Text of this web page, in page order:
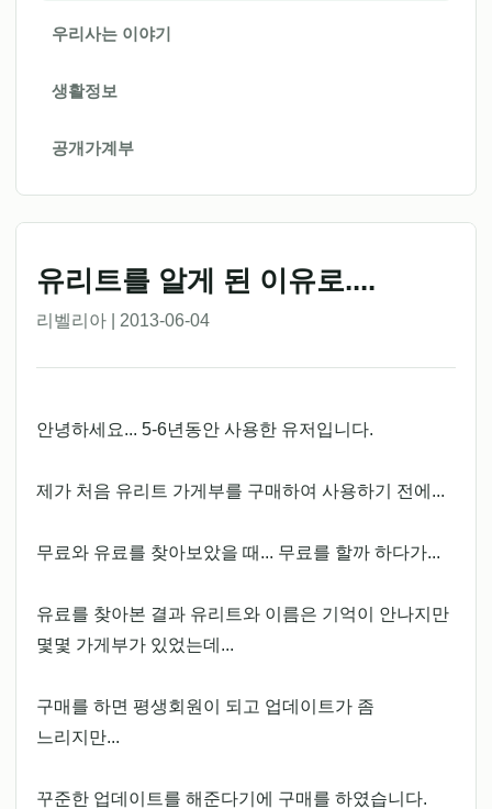
우리사는 이야기
생활정보
공개가계부
유리트를 알게 된 이유로....
리벨리아 | 2013-06-04
안녕하세요... 5-6년동안 사용한 유저입니다.
제가 처음 유리트 가게부를 구매하여 사용하기 전에...
무료와 유료를 찾아보았을 때... 무료를 할까 하다가...
유료를 찾아본 결과 유리트와 이름은 기억이 안나지만
몇몇 가게부가 있었는데...
구매를 하면 평생회원이 되고 업데이트가 좀
느리지만...
꾸준한 업데이트를 해준다기에 구매를 하였습니다.